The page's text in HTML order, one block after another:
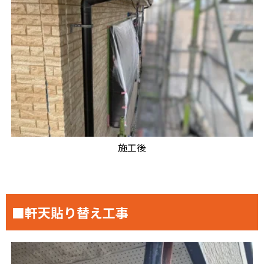
施工後
■軒天貼り替え工事